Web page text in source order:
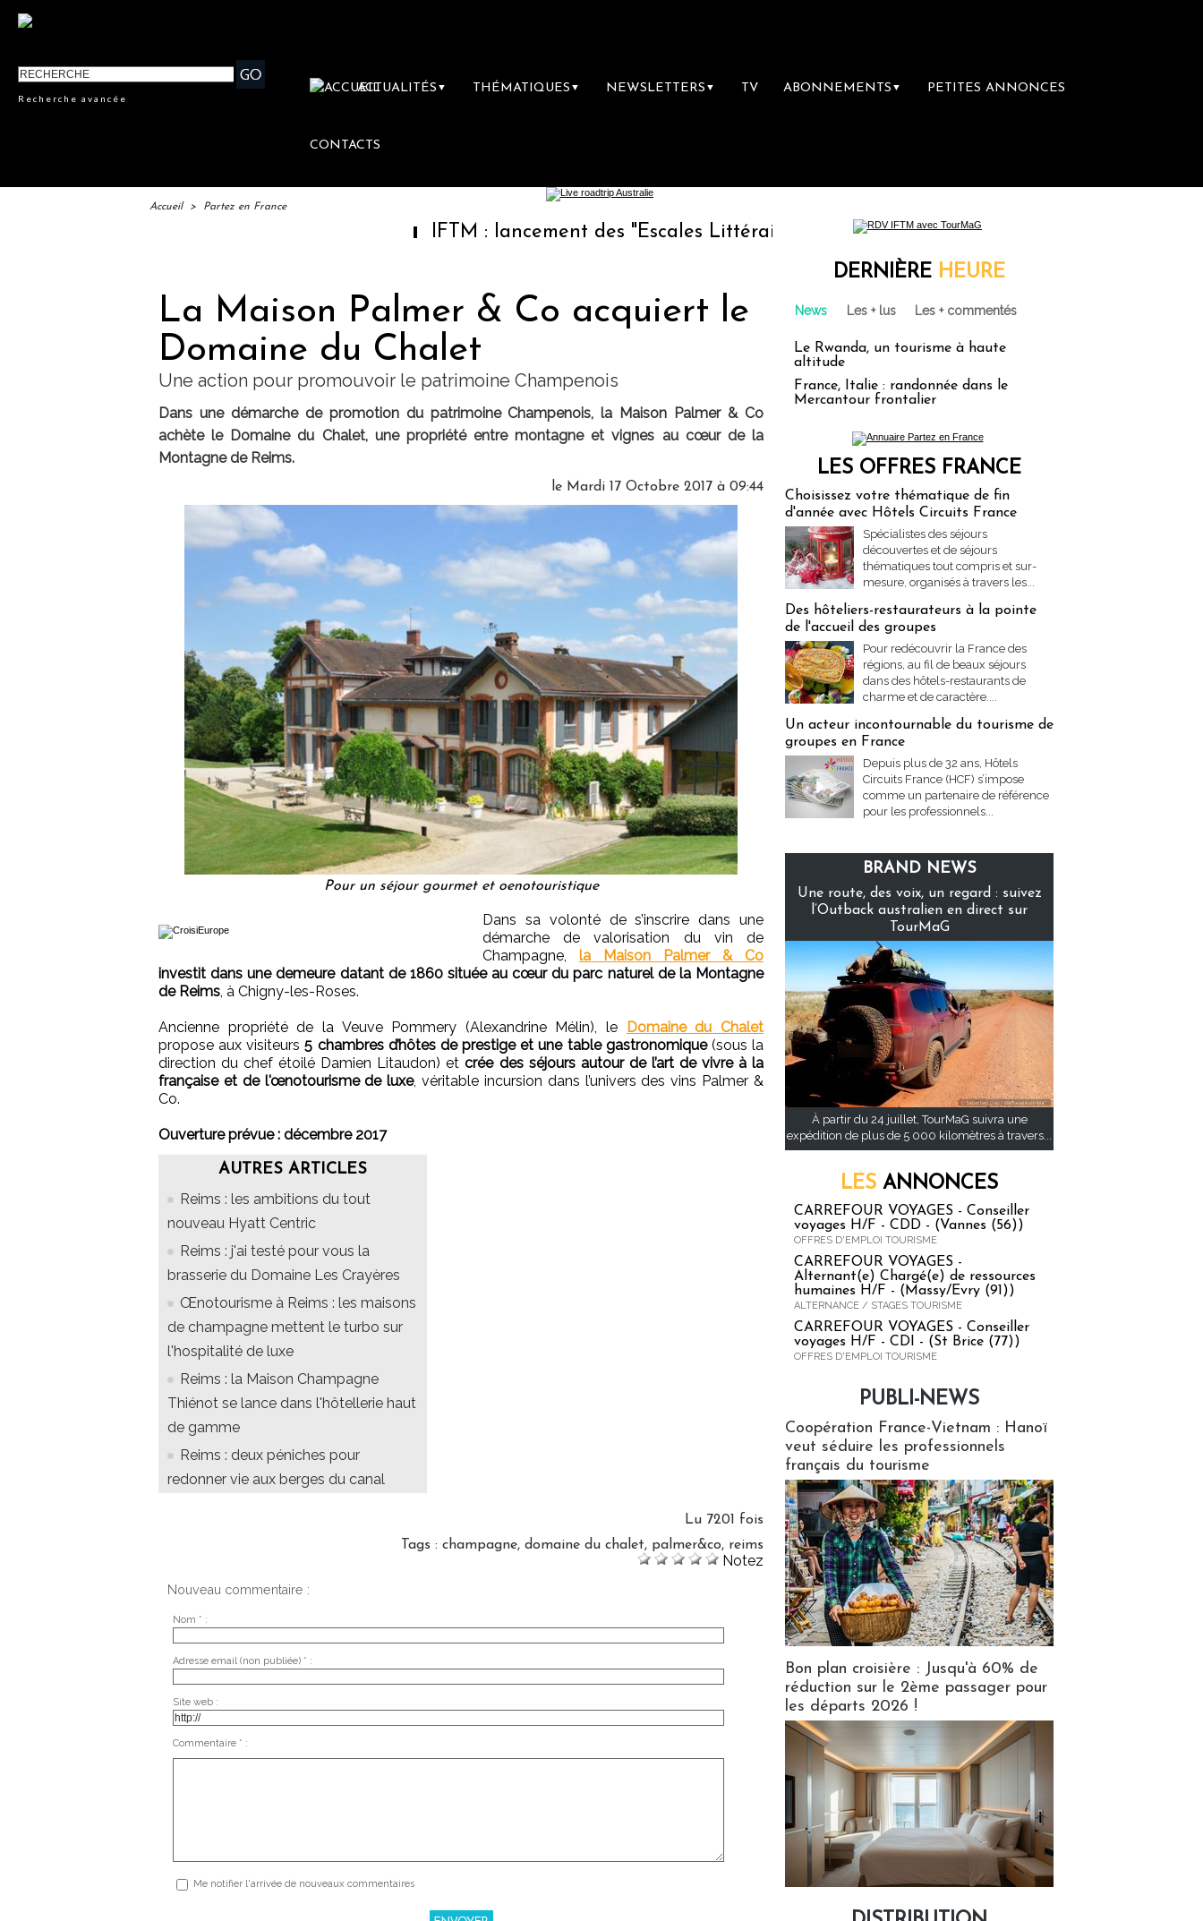
Recherche avancée
ACTUALITÉS ▼ THÉMATIQUES ▼ NEWSLETTERS ▼ TV ABONNEMENTS ▼ PETITES ANNONCES
CONTACTS
Accueil > Partez en France
IFTM : lancement des "Escales Littéraires", la première librairie du voyage
La Maison Palmer & Co acquiert le
Domaine du Chalet
Une action pour promouvoir le patrimoine Champenois
Dans une démarche de promotion du patrimoine Champenois, la Maison Palmer & Co
achète le Domaine du Chalet, une propriété entre montagne et vignes au cœur de la
Montagne de Reims.
le Mardi 17 Octobre 2017 à 09:44
Pour un séjour gourmet et oenotouristique
Dans sa volonté de s’inscrire dans une
démarche de valorisation du vin de
Champagne, la Maison Palmer & Co
investit dans une demeure datant de 1860 située au cœur du parc naturel de la Montagne
de Reims, à Chigny-les-Roses.
Ancienne propriété de la Veuve Pommery (Alexandrine Mélin), le
Domaine du Chalet
propose aux visiteurs 5 chambres d’hôtes de prestige et une table gastronomique(sous la
direction du chef étoilé Damien Litaudon) etcrée des séjours autour de l’art de vivre à la
française et de l'œnotourisme de luxe, véritable incursion dans l’univers des vins Palmer &
Co.
Ouverture prévue : décembre 2017
AUTRES ARTICLES
Reims : les ambitions du tout
nouveau Hyatt Centric
Reims : j'ai testé pour vous la
brasserie du Domaine Les Crayères
Œnotourisme à Reims : les maisons
de champagne mettent le turbo sur
l'hospitalité de luxe
Reims : la Maison Champagne
Thiénot se lance dans l'hôtellerie haut
de gamme
Reims : deux péniches pour
redonner vie aux berges du canal
Lu 7201 fois
Tags : champagne, domaine du chalet, palmer&co, reims
Notez
Nouveau commentaire :
Nom * :
Adresse email (non publiée) * :
Site web :
Commentaire * :
Me notifier l'arrivée de nouveaux commentaires
DERNIÈRE HEURE
News Les + lus Les + commentés
Le Rwanda, un tourisme à haute
altitude
France, Italie : randonnée dans le
Mercantour frontalier
LES OFFRES FRANCE
Choisissez votre thématique de fin
d'année avec Hôtels Circuits France
Spécialistes des séjours
découvertes et de séjours
thématiques tout compris et sur-
mesure, organisés à travers les...
Des hôteliers-restaurateurs à la pointe
de l'accueil des groupes
Pour redécouvrir la France des
régions, au fil de beaux séjours
dans des hôtels-restaurants de
charme et de caractère....
Un acteur incontournable du tourisme de
groupes en France
Depuis plus de 32 ans, Hôtels
Circuits France (HCF) s’impose
comme un partenaire de référence
pour les professionnels...
BRAND NEWS
Une route, des voix, un regard : suivez
l’Outback australien en direct sur
TourMaG
À partir du 24 juillet, TourMaG suivra une
expédition de plus de 5 000 kilomètres à travers...
LES ANNONCES
CARREFOUR VOYAGES - Conseiller
voyages H/F - CDD - (Vannes (56))
OFFRES D'EMPLOI TOURISME
CARREFOUR VOYAGES -
Alternant(e) Chargé(e) de ressources
humaines H/F - (Massy/Evry (91))
ALTERNANCE / STAGES TOURISME
CARREFOUR VOYAGES - Conseiller
voyages H/F - CDI - (St Brice (77))
OFFRES D'EMPLOI TOURISME
PUBLI-NEWS
Coopération France-Vietnam : Hanoï
veut séduire les professionnels
français du tourisme
Bon plan croisière : Jusqu'à 60% de
réduction sur le 2ème passager pour
les départs 2026 !